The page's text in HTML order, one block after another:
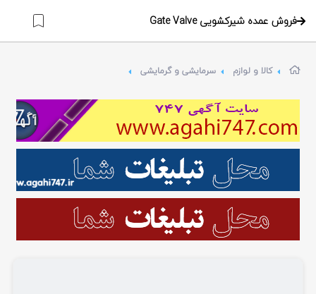
فروش عمده شیرکشویی Gate Valve
کالا و لوازم سرمایشی و گرمایشی